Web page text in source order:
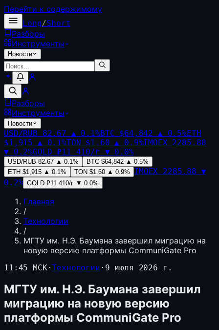
Перейти к содержимому
Long/Short
Разборы
Инструменты
Новости
Разборы
Инструменты
Новости
USD/RUB 82.67 ▲ 0.1%BTC $64,842 ▲ 0.5%ETH
$1,915 ▲ 0.1%TON $1.60 ▲ 0.9%IMOEX 2285.88
▼ 0.2%GOLD ₽11 410/г ▼ 0.0%
USD/RUB 82.67 ▲ 0.1% BTC $64,842 ▲ 0.5%
ETH $1,915 ▲ 0.1% TON $1.60 ▲ 0.9% IMOEX 2285.88 ▼
0.2% GOLD ₽11 410/г ▼ 0.0%
Главная
/
Технологии
/
МГТУ им. Н.Э. Баумана завершил миграцию на
новую версию платформы CommuniGate Pro
11:45 МСК·Технологии · 9 июля 2026 г.
МГТУ им. Н.Э. Баумана завершил
миграцию на новую версию
платформы CommuniGate Pro